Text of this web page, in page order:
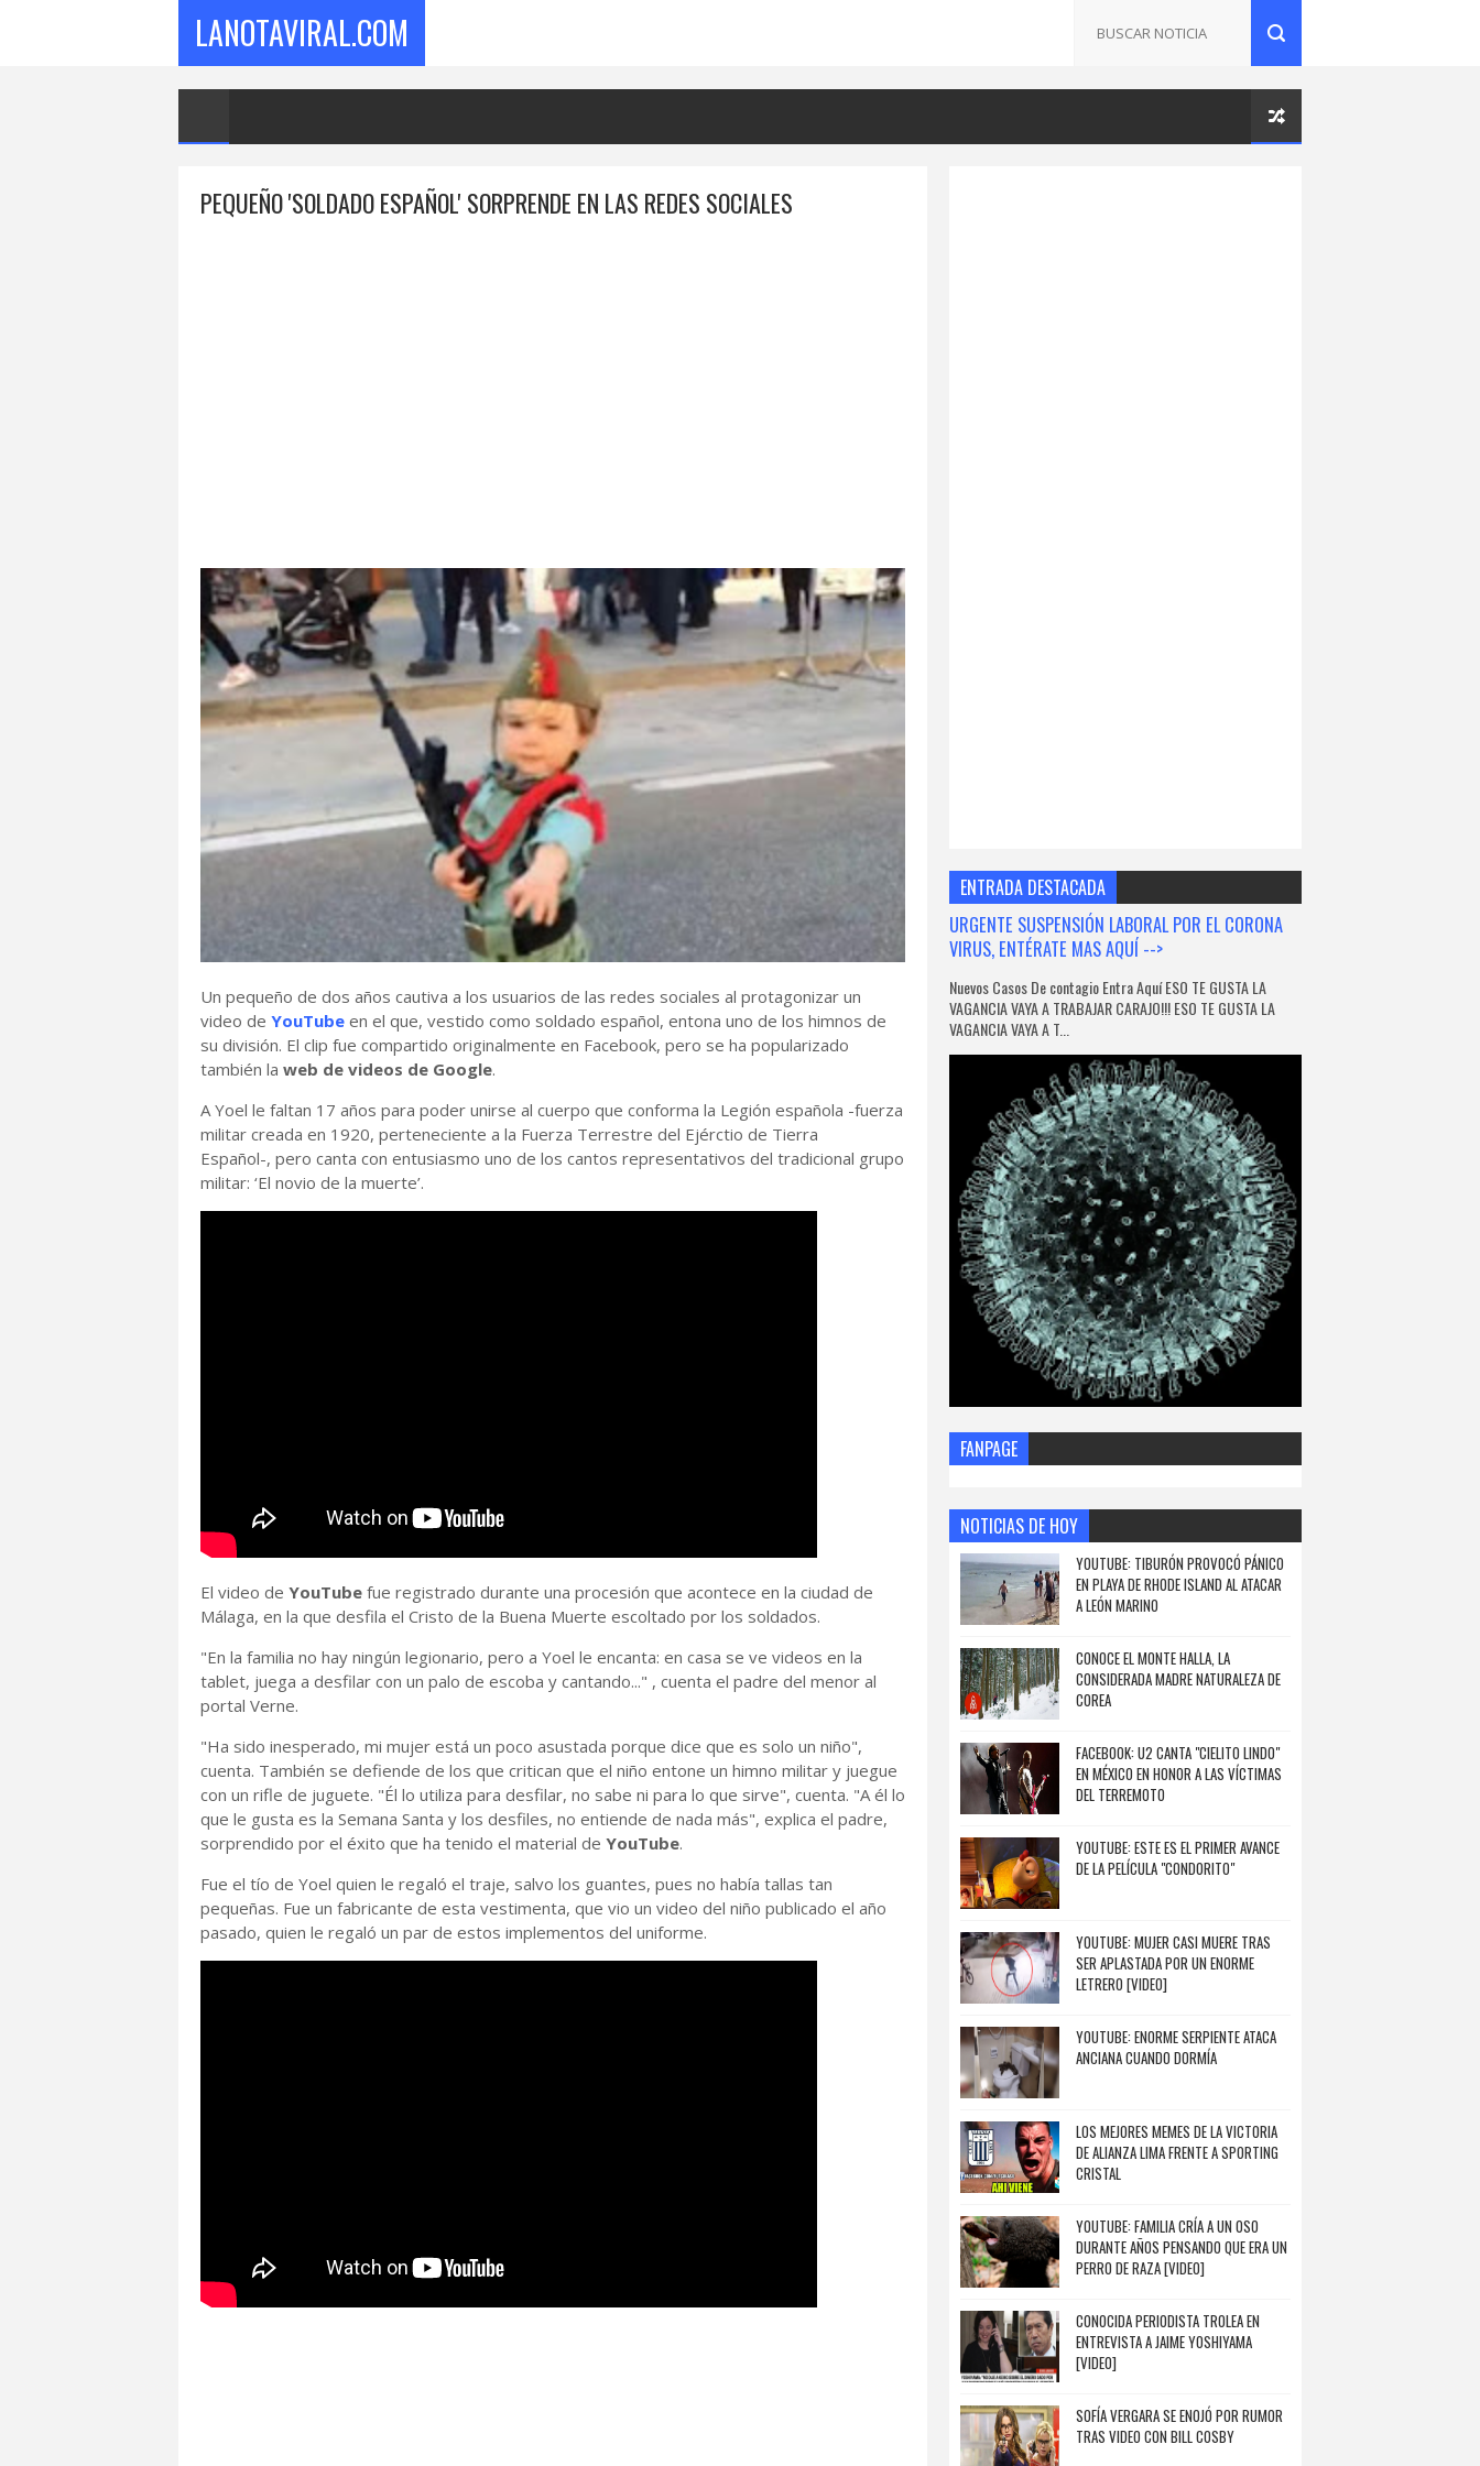
LANOTAVIRAL.COM
PEQUEÑO 'SOLDADO ESPAÑOL' SORPRENDE EN LAS REDES SOCIALES
Un pequeño de dos años cautiva a los usuarios de las redes sociales al protagonizar un
video de YouTube en el que, vestido como soldado español, entona uno de los himnos de
su división. El clip fue compartido originalmente en Facebook, pero se ha popularizado
también la web de videos de Google.
A Yoel le faltan 17 años para poder unirse al cuerpo que conforma la Legión española -fuerza
militar creada en 1920, perteneciente a la Fuerza Terrestre del Ejérctio de Tierra
Español-, pero canta con entusiasmo uno de los cantos representativos del tradicional grupo
militar: ‘El novio de la muerte’.
El video de YouTube fue registrado durante una procesión que acontece en la ciudad de
Málaga, en la que desfila el Cristo de la Buena Muerte escoltado por los soldados.
"En la familia no hay ningún legionario, pero a Yoel le encanta: en casa se ve videos en la
tablet, juega a desfilar con un palo de escoba y cantando..." , cuenta el padre del menor al
portal Verne.
"Ha sido inesperado, mi mujer está un poco asustada porque dice que es solo un niño",
cuenta. También se defiende de los que critican que el niño entone un himno militar y juegue
con un rifle de juguete. "Él lo utiliza para desfilar, no sabe ni para lo que sirve", cuenta. "A él lo
que le gusta es la Semana Santa y los desfiles, no entiende de nada más", explica el padre,
sorprendido por el éxito que ha tenido el material de YouTube.
Fue el tío de Yoel quien le regaló el traje, salvo los guantes, pues no había tallas tan
pequeñas. Fue un fabricante de esta vestimenta, que vio un video del niño publicado el año
pasado, quien le regaló un par de estos implementos del uniforme.
ENTRADA DESTACADA
URGENTE SUSPENSIÓN LABORAL POR EL CORONA
VIRUS, ENTÉRATE MAS AQUÍ -->
Nuevos Casos De contagio Entra Aquí ESO TE GUSTA LA
VAGANCIA VAYA A TRABAJAR CARAJO!!! ESO TE GUSTA LA
VAGANCIA VAYA A T...
FANPAGE
NOTICIAS DE HOY
YOUTUBE: TIBURÓN PROVOCÓ PÁNICO
EN PLAYA DE RHODE ISLAND AL ATACAR
A LEÓN MARINO
CONOCE EL MONTE HALLA, LA
CONSIDERADA MADRE NATURALEZA DE
COREA
FACEBOOK: U2 CANTA "CIELITO LINDO"
EN MÉXICO EN HONOR A LAS VÍCTIMAS
DEL TERREMOTO
YOUTUBE: ESTE ES EL PRIMER AVANCE
DE LA PELÍCULA "CONDORITO"
YOUTUBE: MUJER CASI MUERE TRAS
SER APLASTADA POR UN ENORME
LETRERO [VIDEO]
YOUTUBE: ENORME SERPIENTE ATACA
ANCIANA CUANDO DORMÍA
LOS MEJORES MEMES DE LA VICTORIA
DE ALIANZA LIMA FRENTE A SPORTING
CRISTAL
YOUTUBE: FAMILIA CRÍA A UN OSO
DURANTE AÑOS PENSANDO QUE ERA UN
PERRO DE RAZA [VIDEO]
CONOCIDA PERIODISTA TROLEA EN
ENTREVISTA A JAIME YOSHIYAMA
[VIDEO]
SOFÍA VERGARA SE ENOJÓ POR RUMOR
TRAS VIDEO CON BILL COSBY